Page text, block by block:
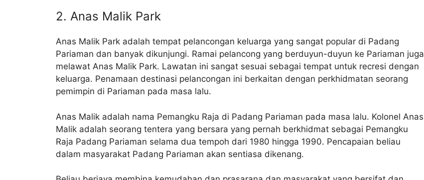
2. Anas Malik Park
Anas Malik Park adalah tempat pelancongan keluarga yang sangat popular di Padang
Pariaman dan banyak dikunjungi. Ramai pelancong yang berduyun-duyun ke Pariaman juga
melawat Anas Malik Park. Lawatan ini sangat sesuai sebagai tempat untuk recresi dengan
keluarga. Penamaan destinasi pelancongan ini berkaitan dengan perkhidmatan seorang
pemimpin di Pariaman pada masa lalu.
Anas Malik adalah nama Pemangku Raja di Padang Pariaman pada masa lalu. Kolonel Anas
Malik adalah seorang tentera yang bersara yang pernah berkhidmat sebagai Pemangku
Raja Padang Pariaman selama dua tempoh dari 1980 hingga 1990. Pencapaian beliau
dalam masyarakat Padang Pariaman akan sentiasa dikenang.